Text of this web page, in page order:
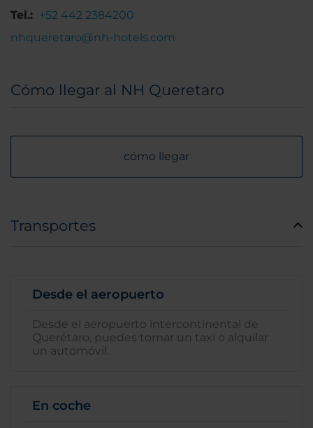
Tel.: +52 442 2384200
nhqueretaro@nh-hotels.com
Cómo llegar al NH Queretaro
cómo llegar
Transportes
Desde el aeropuerto
Desde el aeropuerto intercontinental de
Querétaro, puedes tomar un taxi o alquilar
un automóvil.
En coche